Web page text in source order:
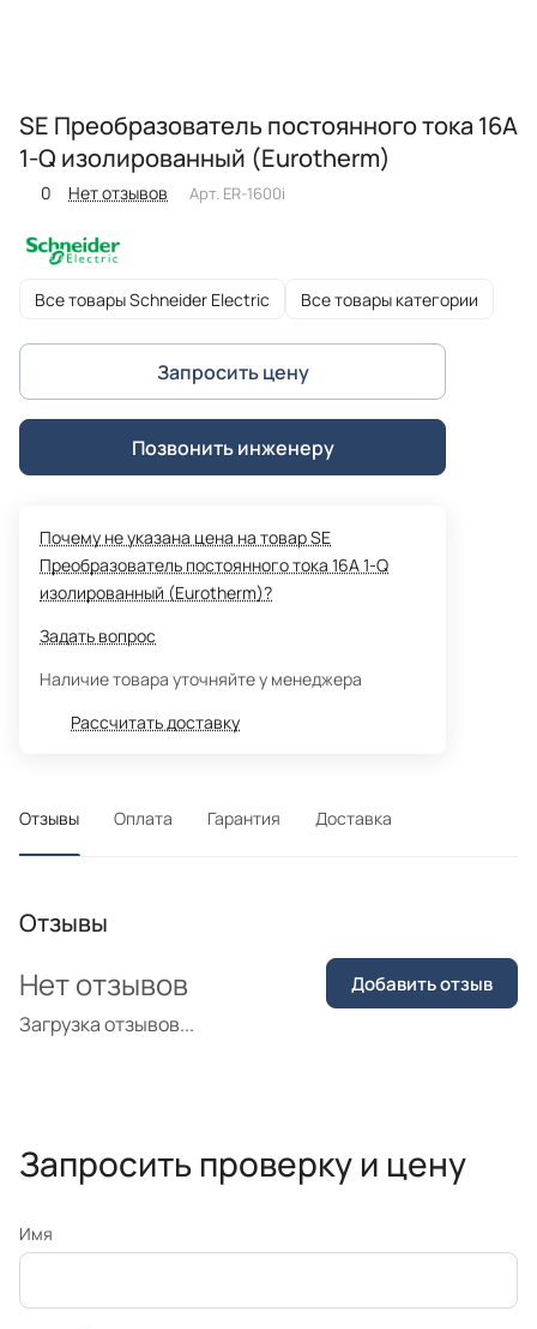
SE Преобразователь постоянного тока 16А
1-Q изолированный (Eurotherm)
0 Нет отзывов Арт. ER-1600i
Все товары Schneider Electric Все товары категории
Запросить цену
Позвонить инженеру
Почему не указана цена на товар SE
Преобразователь постоянного тока 16А 1-Q
изолированный (Eurotherm)?
Задать вопрос
Наличие товара уточняйте у менеджера
Рассчитать доставку
Отзывы Оплата Гарантия Доставка
Отзывы
Загрузка отзывов...
Нет отзывов Добавить отзыв
Запросить проверку и цену
Имя